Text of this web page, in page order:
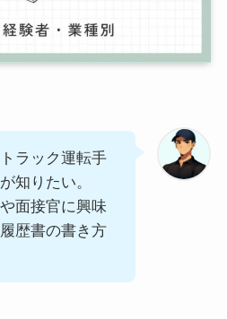
ラック運転手
知りたい。
面接官に興味
歴書の書き方